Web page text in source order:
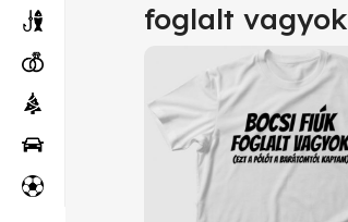
foglalt vagyok